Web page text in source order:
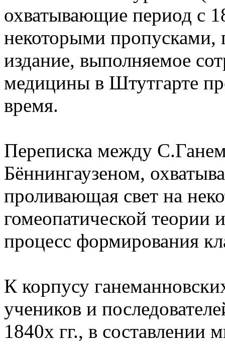
охватывающие период с
некоторыми пропусками,
издание, выполняемое
медицины в Штутгарте
время.
Переписка между
Бённингаузеном,
проливающая свет на
гомеопатической теории
процесс формирования
К корпусу
учеников и
1840х гг., в составлении